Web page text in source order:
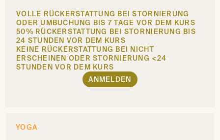
VOLLE RÜCKERSTATTUNG BEI STORNIERUNG
ODER UMBUCHUNG BIS 7 TAGE VOR DEM KURS
50% RÜCKERSTATTUNG BEI STORNIERUNG BIS
24 STUNDEN VOR DEM KURS
KEINE RÜCKERSTATTUNG BEI NICHT
ERSCHEINEN ODER STORNIERUNG <24
STUNDEN VOR DEM KURS
ANMELDEN
YOGA